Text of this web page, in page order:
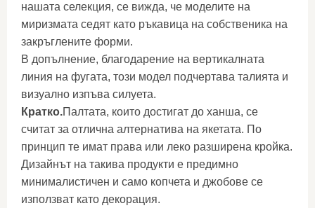
нашата селекция, се вижда, че моделите на
миризмата седят като ръкавица на собственика на
закръглените форми.
В допълнение, благодарение на вертикалната
линия на фугата, този модел подчертава талията и
визуално изпъва силуета.
Кратко.Палтата, които достигат до ханша, се
считат за отлична алтернатива на якетата. По
принцип те имат права или леко разширена кройка.
Дизайнът на такива продукти е предимно
минималистичен и само копчета и джобове се
използват като декорация.